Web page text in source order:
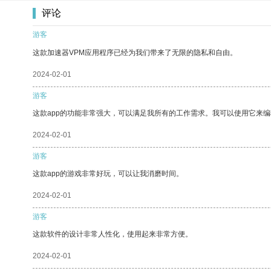
评论
游客
这款加速器VPM应用程序已经为我们带来了无限的隐私和自由。
2024-02-01
游客
这款app的功能非常强大，可以满足我所有的工作需求。我可以使用它来
2024-02-01
游客
这款app的游戏非常好玩，可以让我消磨时间。
2024-02-01
游客
这款软件的设计非常人性化，使用起来非常方便。
2024-02-01